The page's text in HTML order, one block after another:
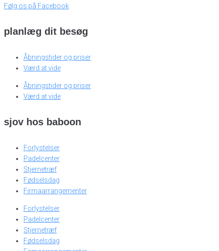
Følg os på Facebook
planlæg dit besøg
Åbningstider og priser
Værd at vide
Åbningstider og priser
Værd at vide
sjov hos baboon
Forlystelser
Padelcenter
Stjernetræf
Fødselsdag
Firmaarrangementer
Forlystelser
Padelcenter
Stjernetræf
Fødselsdag